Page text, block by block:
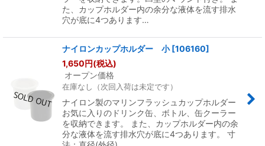
た、カップホルダー内の余分な液体を流す排水
穴が底に4つあります…
ナイロンカップホルダー 小 [106160]
1,650円(税込)
オープン価格
在庫なし（次回入荷は未定です）
ナイロン製のマリンフラッシュカップホルダー
お気に入りのドリンク缶、ボトル、缶クーラー
を収納できます。 また、カップホルダー内の余
分な液体を流す排水穴が底に4つあります。 寸